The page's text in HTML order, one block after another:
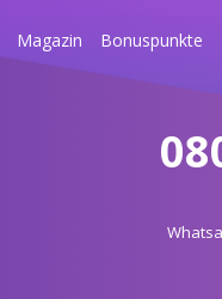
Magazin Bonuspunkte